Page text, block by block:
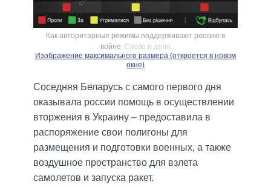
Как авторитарные режимы поддерживают россию в
войне Слово и дело
Изображение максимального размера (откроется в новом
окне)
Соседняя Беларусь с самого первого дня
оказывала россии помощь в осуществлении
вторжения в Украину – предоставила в
распоряжение свои полигоны для
размещения и подготовки военных, а также
воздушное пространство для взлета
самолетов и запуска ракет.